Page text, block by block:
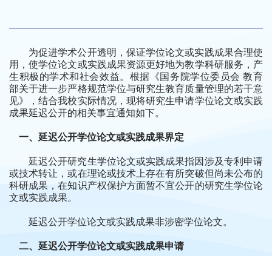
为促进学术公开透明，保证学位论文或实践成果合理使
用，使学位论文或实践成果资源更好地为教学科研服务，产
生积极的学术和社会效益。根据《国务院学位委员会 教育
部关于进一步严格规范学位与研究生教育质量管理的若干意
见》，结合我校实际情况，现将研究生申请学位论文或实践
成果延迟公开的相关事宜通知如下。
一、延迟公开学位论文或实践成果界定
延迟公开研究生学位论文或实践成果指因涉及专利申请
或技术转让，或在理论或技术上存在有所突破但尚未公布的
科研成果，在知识产权保护方面暂不宜公开的研究生学位论
文或实践成果。
延迟公开学位论文或实践成果非涉密学位论文。
二、延迟公开学位论文或实践成果申请